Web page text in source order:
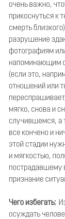
очень важно,
прикоснуться к
смерть
разрушение
фотографиям
напоминающим
(если это,
отношений или
мягко, снова и
случившемся, а
все кончено и
этой стадии
и мягкостью,
пострадавшему
признание
Чего избегать:
осуждать